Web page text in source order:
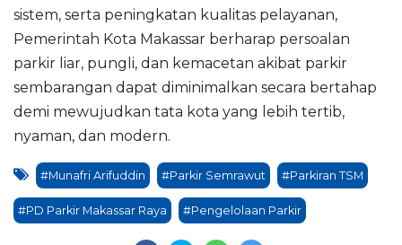
sistem, serta peningkatan kualitas pelayanan,
Pemerintah Kota Makassar berharap persoalan
parkir liar, pungli, dan kemacetan akibat parkir
sembarangan dapat diminimalkan secara bertahap
demi mewujudkan tata kota yang lebih tertib,
nyaman, dan modern.
#Munafri Arifuddin #Parkir Semrawut #Parkiran TSM
#PD Parkir Makassar Raya #Pengelolaan Parkir